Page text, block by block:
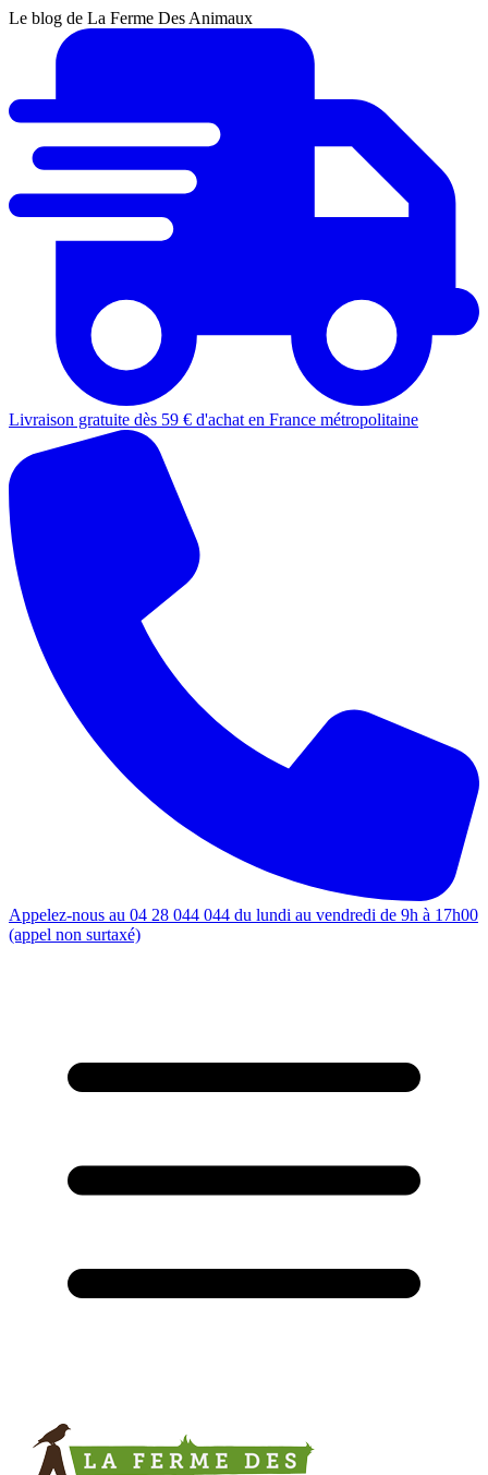
Le blog de La Ferme Des Animaux
Livraison gratuite dès 59 € d'achat en France métropolitaine
Appelez-nous au 04 28 044 044 du lundi au vendredi de 9h à 17h00
(appel non surtaxé)